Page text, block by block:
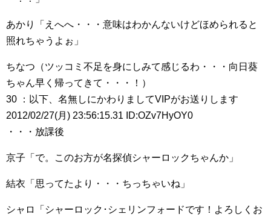
あかり「えへへ・・・意味はわかんないけどほめられると
照れちゃうよぉ」
ちなつ（ツッコミ不足を身にしみて感じるわ・・・向日葵
ちゃん早く帰ってきて・・・！）
30 ：以下、名無しにかわりましてVIPがお送りします
2012/02/27(月) 23:56:15.31 ID:OZv7HyOY0
・・・放課後
京子「で。このお方が名探偵シャーロックちゃんか」
結衣「思ってたより・・・ちっちゃいね」
シャロ「シャーロック･シェリンフォードです！よろしくお